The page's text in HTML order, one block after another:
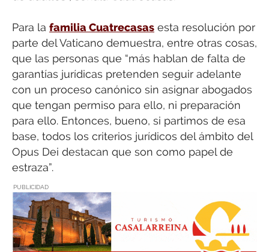
Para la familia Cuatrecasas esta resolución por
parte del Vaticano demuestra, entre otras cosas,
que las personas que “más hablan de falta de
garantías jurídicas pretenden seguir adelante
con un proceso canónico sin asignar abogados
que tengan permiso para ello, ni preparación
para ello. Entonces, bueno, si partimos de esa
base, todos los criterios jurídicos del ámbito del
Opus Dei destacan que son como papel de
estraza”.
PUBLICIDAD